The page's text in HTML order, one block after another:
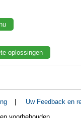
oplossingen
|
Uw Feedback en